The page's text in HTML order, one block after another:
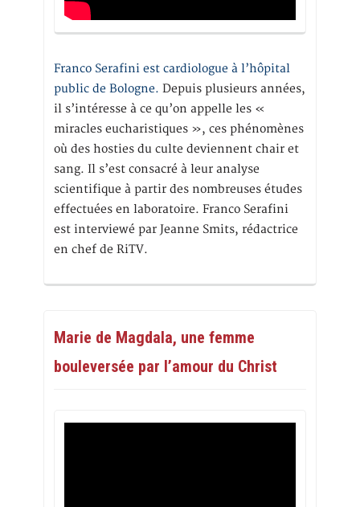
Franco Serafini est cardiologue à l’hôpital
public de Bologne. Depuis plusieurs années,
il s’intéresse à ce qu’on appelle les «
miracles eucharistiques », ces phénomènes
où des hosties du culte deviennent chair et
sang. Il s’est consacré à leur analyse
scientifique à partir des nombreuses études
effectuées en laboratoire. Franco Serafini
est interviewé par Jeanne Smits, rédactrice
en chef de RiTV.
Marie de Magdala, une femme
bouleversée par l’amour du Christ